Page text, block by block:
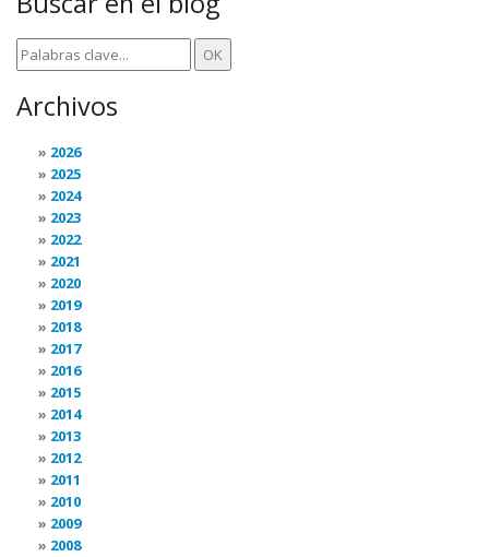
Archivos
2026
2025
2024
2023
2022
2021
2020
2019
2018
2017
2016
2015
2014
2013
2012
2011
2010
2009
2008